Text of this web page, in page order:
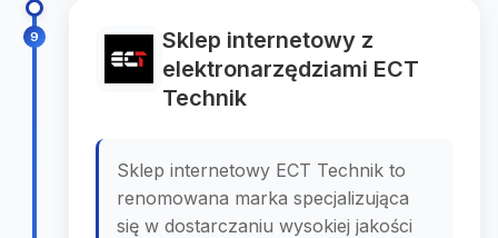
9
Sklep internetowy z
elektronarzędziami ECT
Technik
Sklep internetowy ECT Technik to
renomowana marka specjalizująca
się w dostarczaniu wysokiej jakości